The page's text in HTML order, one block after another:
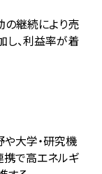
継続により売
、利益率が着
大学・研究機
携で高エネルギ